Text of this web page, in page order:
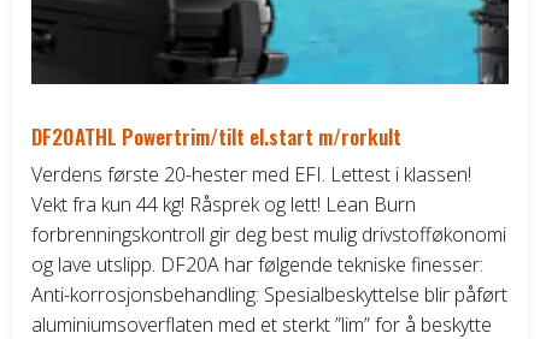
DF20ATHL Powertrim/tilt el.start m/rorkult
Verdens første 20-hester med EFI. Lettest i klassen!
Vekt fra kun 44 kg! Råsprek og lett! Lean Burn
forbrenningskontroll gir deg best mulig drivstofføkonomi
og lave utslipp. DF20A har følgende tekniske finesser:
Anti-korrosjonsbehandling: Spesialbeskyttelse blir påført
aluminiumsoverflaten med et sterkt ”lim” for å beskytte